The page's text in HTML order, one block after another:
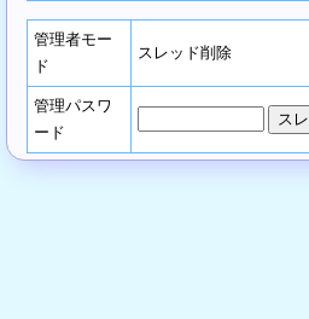
管理者モー
ド
スレッド削除
管理パスワ
ード